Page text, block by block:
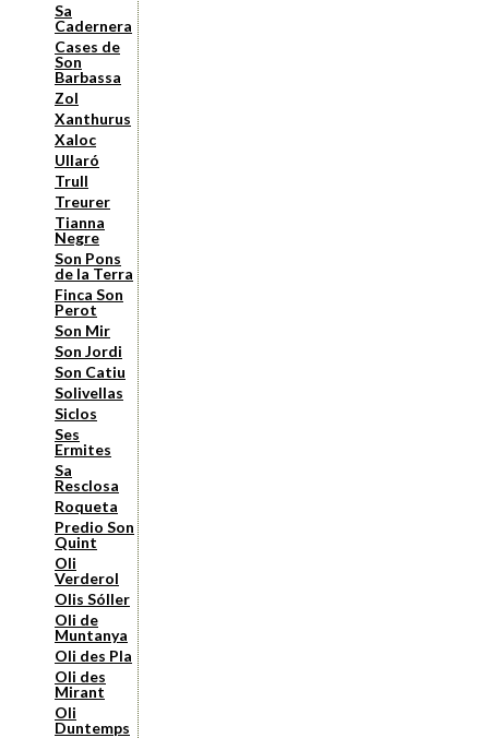
Sa
Cadernera
Cases de
Son
Barbassa
Zol
Xanthurus
Xaloc
Ullaró
Trull
Treurer
Tianna
Negre
Son Pons
de la Terra
Finca Son
Perot
Son Mir
Son Jordi
Son Catiu
Solivellas
Siclos
Ses
Ermites
Sa
Resclosa
Roqueta
Predio Son
Quint
Oli
Verderol
Olis Sóller
Oli de
Muntanya
Oli des Pla
Oli des
Mirant
Oli
Duntemps